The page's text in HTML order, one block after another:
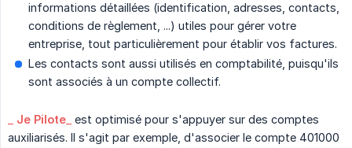
informations détaillées (identification, adresses, contacts,
conditions de règlement, ...) utiles pour gérer votre
entreprise, tout particulièrement pour établir vos factures.
Les contacts sont aussi utilisés en comptabilité, puisqu'ils
sont associés à un compte collectif.
Je Pilote
est optimisé pour s'appuyer sur des comptes
auxiliarisés. Il s'agit par exemple, d'associer le compte 401000